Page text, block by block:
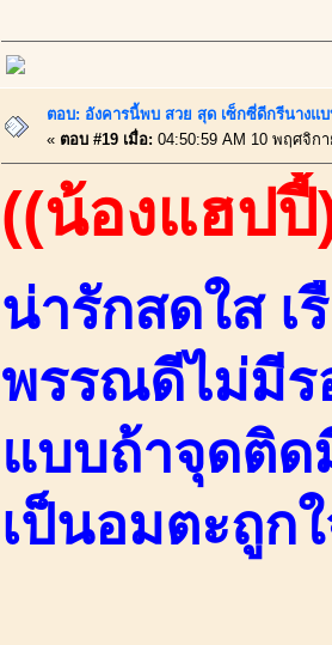
ตอบ: อังคารนี้พบ สวย สุด เซ็กซี่ดีกรีนางแ
« ตอบ #19 เมื่อ: 04:50:59 AM 10 พฤศจิก
((น้องแฮปปี้
น่ารักสดใส เ
พรรณดีไม่มีร
แบบถ้าจุดติด
เป็นอมตะถูก